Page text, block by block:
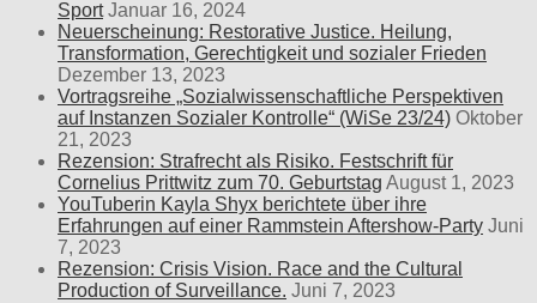
Sport Januar 16, 2024
Neuerscheinung: Restorative Justice. Heilung,
Transformation, Gerechtigkeit und sozialer Frieden
Dezember 13, 2023
Vortragsreihe „Sozialwissenschaftliche Perspektiven
auf Instanzen Sozialer Kontrolle“ (WiSe 23/24) Oktober
21, 2023
Rezension: Strafrecht als Risiko. Festschrift für
Cornelius Prittwitz zum 70. Geburtstag August 1, 2023
YouTuberin Kayla Shyx berichtete über ihre
Erfahrungen auf einer Rammstein Aftershow-Party Juni
7, 2023
Rezension: Crisis Vision. Race and the Cultural
Production of Surveillance. Juni 7, 2023